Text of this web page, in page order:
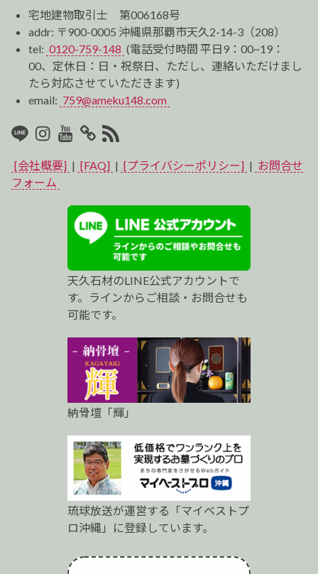
宅地建物取引士 第006168号
addr: 〒900-0005 沖縄県那覇市天久2-14-3（208）
tel: 0120-759-148 (電話受付時間 平日9：00~19：
00、定休日：日・祝祭日、ただし、連絡いただけまし
たら対応させていただきます)
email: 759@ameku148.com
LINEInstagram
Youtube
マ
イ
ス
ト
ロ
RSS2
[会社概要] | [FAQ] | [プライバシーポリシー] | お問合せ
フォーム
天久石材のLINE公式アカウントで
す。ラインからご相談・お問合せも
可能です。
納骨壇「輝」
琉球放送が運営する「マイベストプ
ロ沖縄」に登録しています。